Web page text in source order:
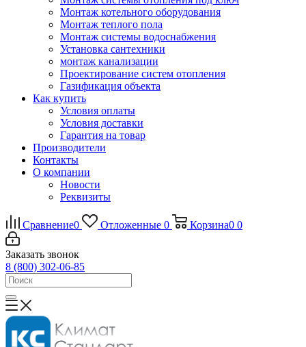
Монтаж котельного оборудования
Монтаж теплого пола
Монтаж системы водоснабжения
Установка сантехники
монтаж канализации
Проектирование систем отопления
Газификация объекта
Как купить
Условия оплаты
Условия доставки
Гарантия на товар
Производители
Контакты
О компании
Новости
Реквизиты
Сравнение0 Отложенные 0 Корзина0 0
Заказать звонок
8 (800) 302-06-85